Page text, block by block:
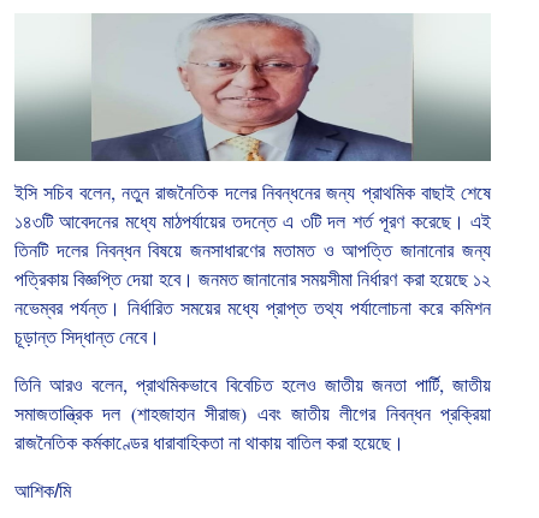
ইসি সচিব বলেন, নতুন রাজনৈতিক দলের নিবন্ধনের জন্য প্রাথমিক বাছাই শেষে
১৪৩টি আবেদনের মধ্যে মাঠপর্যায়ের তদন্তে এ ৩টি দল শর্ত পূরণ করেছে। এই
তিনটি দলের নিবন্ধন বিষয়ে জনসাধারণের মতামত ও আপত্তি জানানোর জন্য
পত্রিকায় বিজ্ঞপ্তি দেয়া হবে। জনমত জানানোর সময়সীমা নির্ধারণ করা হয়েছে ১২
নভেম্বর পর্যন্ত। নির্ধারিত সময়ের মধ্যে প্রাপ্ত তথ্য পর্যালোচনা করে কমিশন
চূড়ান্ত সিদ্ধান্ত নেবে।
তিনি আরও বলেন,প্রাথমিকভাবে বিবেচিত হলেও জাতীয় জনতা পার্টি,জাতীয়
সমাজতান্ত্রিক দল(শাহজাহান সীরাজ) এবং জাতীয় লীগের নিবন্ধন প্রক্রিয়া
রাজনৈতিক কর্মকাণ্ডের ধারাবাহিকতা না থাকায় বাতিল করা হয়েছে।
আশিক/মি